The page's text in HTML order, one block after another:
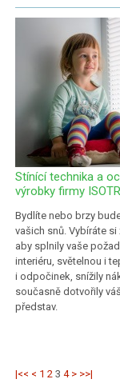
Stínící technika a
výrobky firmy
Bydlíte nebo brzy
vašich snů. Vybíráte
aby splnily vaše
interiéru, světelnou i
i odpočinek, snížily
současně dotvořily
představ.
|<< < 1 2 3 4 > >>|